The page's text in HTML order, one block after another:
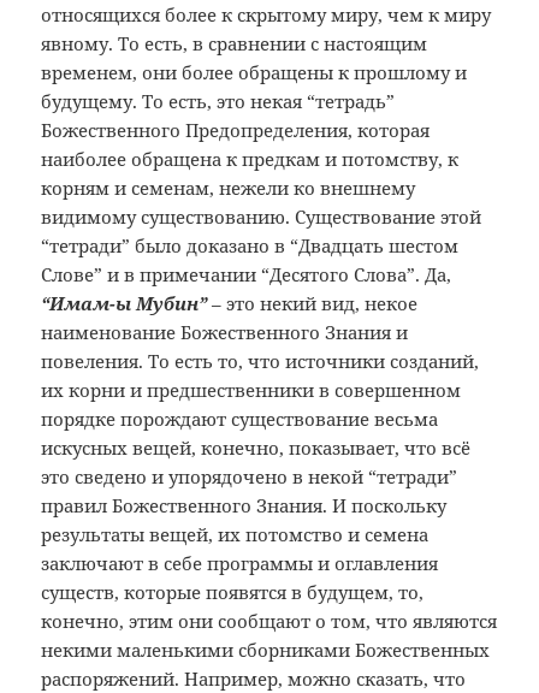
относящихся более к скрытому миру, чемк миру
явному. То есть, в сравнении снастоящим
временем, они более обращенык прошлому и
будущему. То есть, это некая “тетрадь”
Божественного Предопределения,которая
наиболее обращена к предкам ипотомству, к
корням и семенам, нежелико внешнему
видимому существованию.Существование этой
“тетради” былодоказано в “Двадцать шестом
Слове” ив примечании “Десятого Слова”. Да,
“Имам-ы Мубин”– это некийвид, некое
наименование БожественногоЗнания и
повеления. То есть то, чтоисточники созданий,
их корни ипредшественники в совершенном
порядкепорождают существование весьма
искусныхвещей, конечно, показывает, что всё
этосведено и упорядочено в некой “тетради”
правил Божественного Знания. И поскольку
результаты вещей, их потомство и семена
заключают в себе программы и оглавления
существ, которые появятся в будущем,то,
конечно, этим они сообщают о том,что являются
некими маленькими сборникамиБожественных
распоряжений. Например,можно сказать, что